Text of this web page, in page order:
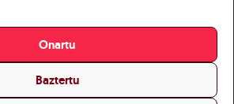
Onartu
Baztertu